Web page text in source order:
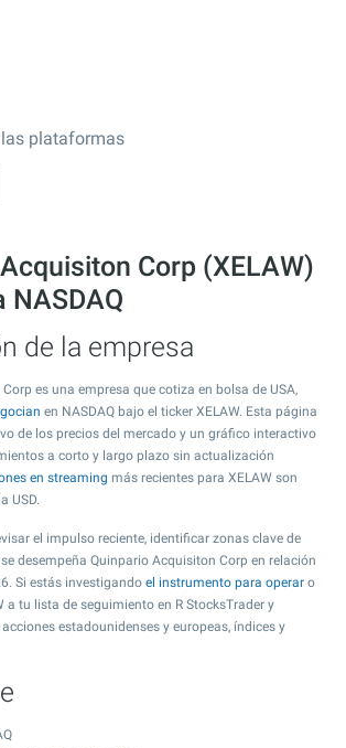
plataformas
Corp (XELAW)
NASDAQ
de la empresa
es una empresa que cotiza en bolsa de USA,
en NASDAQ bajo el ticker XELAW. Esta página
de los precios del mercado y un gráfico interactivo
a corto y largo plazo sin actualización
en streaming más recientes para XELAW son
USD.
el impulso reciente, identificar zonas clave de
desempeña Quinpario Acquisiton Corp en relación
Si estás investigando el instrumento para operar o
a tu lista de seguimiento en R StocksTrader y
estadounidenses y europeas, índices y